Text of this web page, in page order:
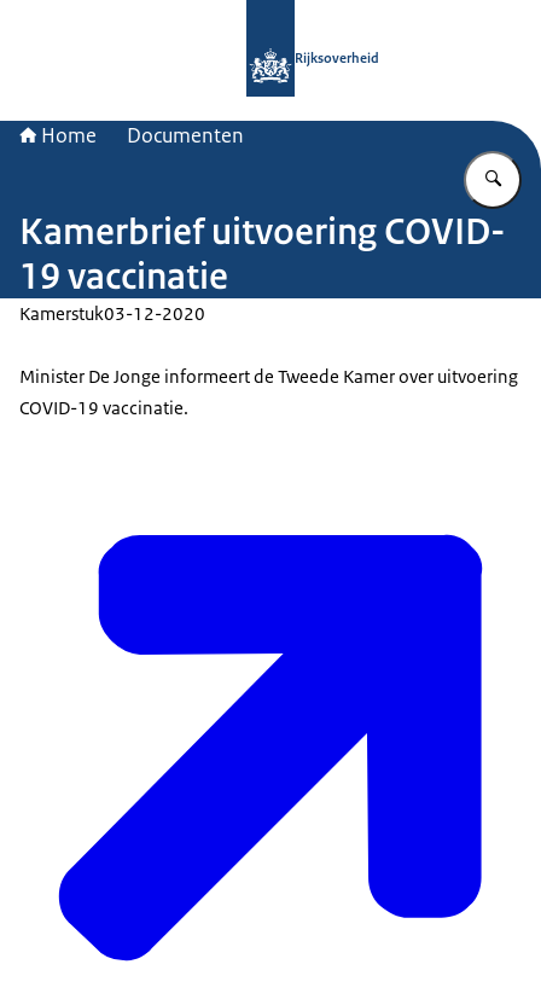
Rijksoverheid
Home Documenten
Kamerbrief uitvoering COVID-
19 vaccinatie
Kamerstuk03-12-2020
Minister De Jonge informeert de Tweede Kamer over uitvoering
COVID-19 vaccinatie.